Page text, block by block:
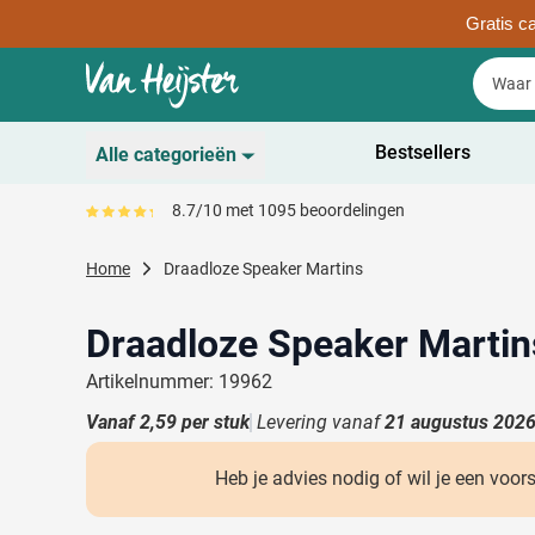
Gratis
Ga naar de inhoud Zoek
Zoek
Alle categorieën
Duurzaam
Toon submenu voor
Toon submenu voor
Kantoorartikelen
Toon submenu voor
Tassen
Toon submenu voor
Toon submenu voor
Bestsellers
Gemiddeld reviewpercentage is 87
8.7/10 met 1095 beoordelingen
Home Draadloze Speaker Martins
Draadloze Speaker
Artikelnummer: 19962
Vanaf2,59 per stuk Levering vanaf21 augustus 2026
Heb je advies nodig of wil je een